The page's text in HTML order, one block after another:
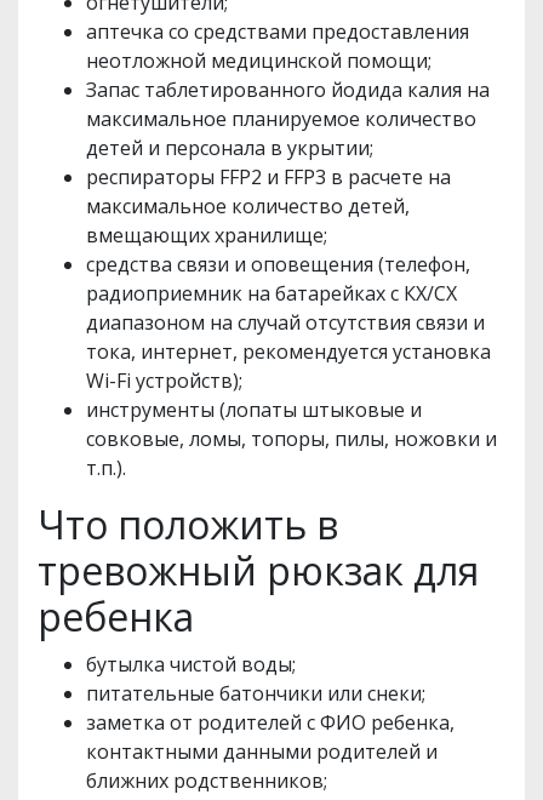
аптечка со средствами предоставления
неотложной медицинской помощи;
Запас таблетированного йодида калия на
максимальное планируемое количество
детей и персонала в укрытии;
респираторы FFP2 и FFP3 в расчете на
максимальное количество детей,
вмещающих хранилище;
средства связи и оповещения (телефон,
радиоприемник на батарейках с КХ/CХ
диапазоном на случай отсутствия связи и
тока, интернет, рекомендуется установка
Wi-Fi устройств);
инструменты (лопаты штыковые и
совковые, ломы, топоры, пилы, ножовки и
т.п.).
Что положить в
тревожный рюкзак для
ребенка
бутылка чистой воды;
питательные батончики или снеки;
заметка от родителей с ФИО ребенка,
контактными данными родителей и
ближних родственников;